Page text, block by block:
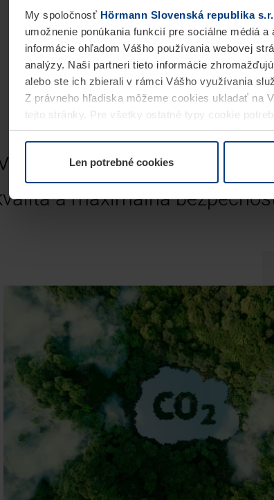
My spoločnosť Hörmann Slovenská republika
umožnenie ponúkania funkcií pre sociálne médiá
informácie ohľadom Vášho používania webovej
analýzy. Naši partneri tieto informácie
alebo ste ich zbierali v rámci Vášho využívania
Z právneho hľadiska môžeme cookies ukladať na
tejto stránky. Pre všetky ostatné typy cookie
alebo odvolať vo vysvetlení cookie na stránke
Len potrebné cookies
prepohony
a maximálna
všetky výrobky pre komerčnú
ako CO2 neutrálne